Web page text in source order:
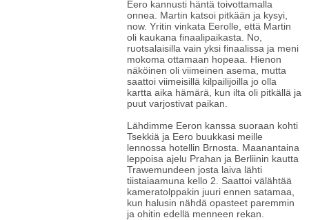
Eero kannusti häntä toivottamalla
onnea. Martin katsoi pitkään ja kysyi,
now. Yritin vinkata Eerolle, että Martin
oli kaukana finaalipaikasta. No,
ruotsalaisilla vain yksi finaalissa ja meni
mokoma ottamaan hopeaa. Hienon
näköinen oli viimeinen asema, mutta
saattoi viimeisillä kilpailijoilla jo olla
kartta aika hämärä, kun ilta oli pitkällä ja
puut varjostivat paikan.
Lähdimme Eeron kanssa suoraan kohti
Tsekkiä ja Eero buukkasi meille
lennossa hotellin Brnosta. Maanantaina
leppoisa ajelu Prahan ja Berliinin kautta
Trawemundeen josta laiva lähti
tiistaiaamuna kello 2. Saattoi välähtää
kameratolppakin juuri ennen satamaa,
kun halusin nähdä opasteet paremmin
ja ohitin edellä menneen rekan.